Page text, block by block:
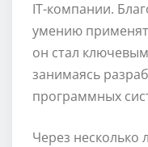
IT-компании.
умению
он стал
занимаясь
программных
Через несколько